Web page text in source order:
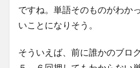
ですね。単語そのものがわか
いことになりそう。
そういえば、前に誰かのブロ